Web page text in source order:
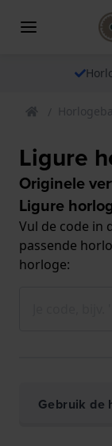
Ligure
Originele
Ligure
Vul de code in
passende
horloge:
Gebruik de